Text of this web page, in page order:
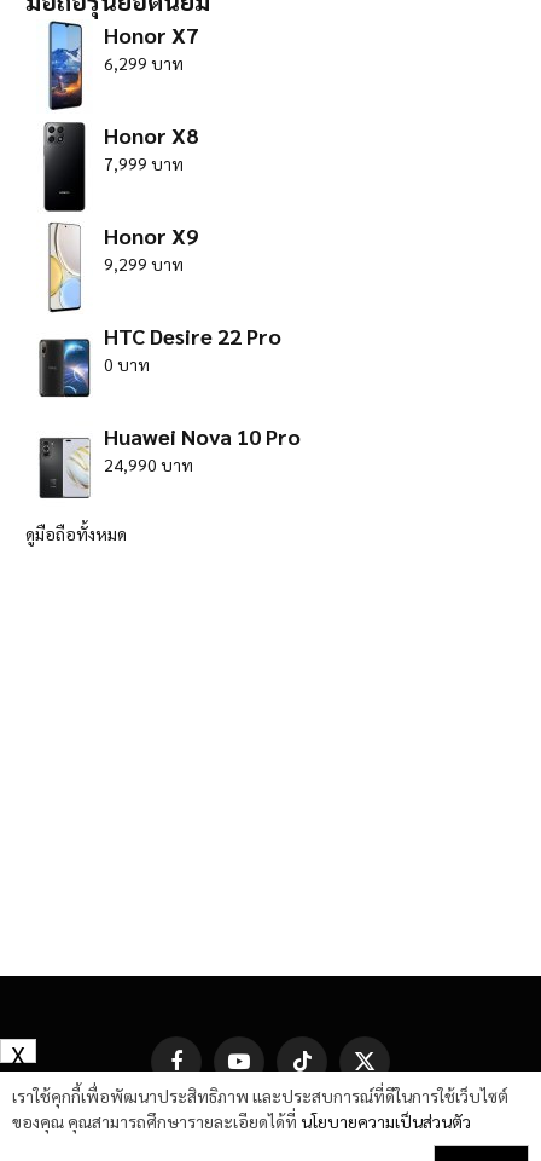
Honor X7
6,299 บาท
Honor X8
7,999 บาท
Honor X9
9,299 บาท
HTC Desire 22 Pro
0 บาท
Huawei Nova 10 Pro
24,990 บาท
ดูมือถือทั้งหมด
FacebookYouTube TikTok
X
(Twitter)
เราใช้คุกกี้เพื่อพัฒนาประสิทธิภาพ และประสบการณ์ที่ดีในการใช้เว็บไซต์
ของคุณ คุณสามารถศึกษารายละเอียดได้ที่ นโยบายความเป็นส่วนตัว
X